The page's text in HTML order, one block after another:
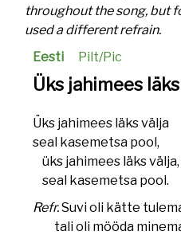
throughout the song, but
used a different refrain.
Eesti
Pilt/Pic
Üks jahimees
Üks jahimees läks välja
seal kasemetsa pool,
üks jahimees läks välja,
seal kasemetsa pool.
Refr.Suvi oli kätte
tali oli mööda